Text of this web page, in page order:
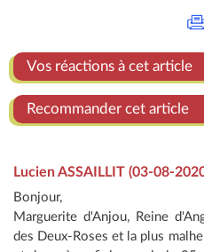
Vos réactions à cet article
Recommander cet article
Lucien ASSAILLIT (03-08-
Bonjour,
Marguerite d'Anjou, Reine
des Deux-Roses et la plus